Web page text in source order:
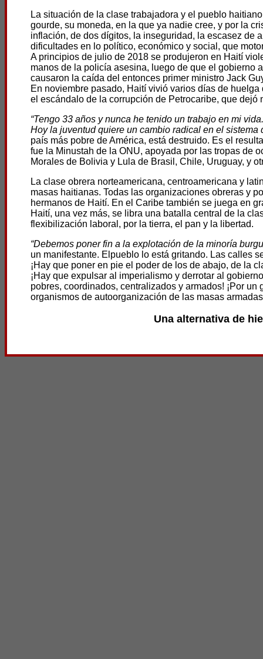
La situación de la clase trabajadora y el pueblo
gourde, su moneda, en la que ya nadie cree, y por la
inflación, de dos dígitos, la inseguridad, la escasez de
dificultades en lo político, económico y social, que
A principios de julio de 2018 se produjeron en Haití
manos de la policía asesina, luego de que el gobierno
causaron la caída del entonces primer ministro Jack
En noviembre pasado, Haití vivió varios días de
el escándalo de la corrupción de Petrocaribe, que dejó
“Tengo 33 años y nunca he tenido un trabajo en mi
Hoy la juventud quiere un cambio radical en el sistema
país más pobre de América, está destruido. Es el
fue la Minustah de la ONU, apoyada por las tropas de
Morales de Bolivia y Lula de Brasil, Chile, Uruguay, y
La clase obrera norteamericana, centroamericana y
masas haitianas. Todas las organizaciones obreras y
hermanos de Haití. En el Caribe también se juega en
Haití, una vez más, se libra una batalla central de la
flexibilización laboral, por la tierra, el pan y la libertad.
“Debemos poner fin a la explotación de la minoría
un manifestante. Elpueblo lo está gritando. Las calles
¡Hay que poner en pie el poder de los de abajo, de la
¡Hay que expulsar al imperialismo y derrotar al
pobres, coordinados, centralizados y armados! ¡Por
organismos de autoorganización de las masas
Una alternativa de